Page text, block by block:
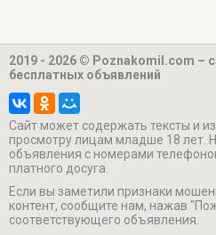
2019 - 2026 © Poznakomil.com –
бесплатных объявлений
Cайт может содержать тексты и
просмотру лицам младше 18 лет.
объявления с номерами
платного досуга.
Если вы заметили признаки
контент, сообщите нам, нажав
соответствующего объявления.